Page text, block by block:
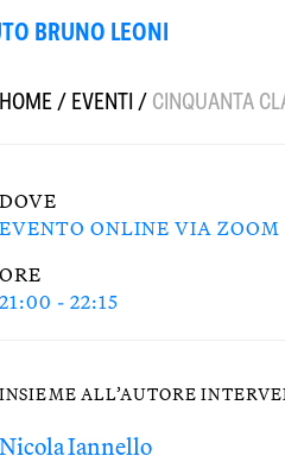
BRUNO LEONI
HOME/EVENTI/CINQUANTA
DOVE
EVENTO ONLINE VIA ZOOM
ORE
21:00 - 22:15
INSIEME ALL’AUTORE
Nicola Iannello